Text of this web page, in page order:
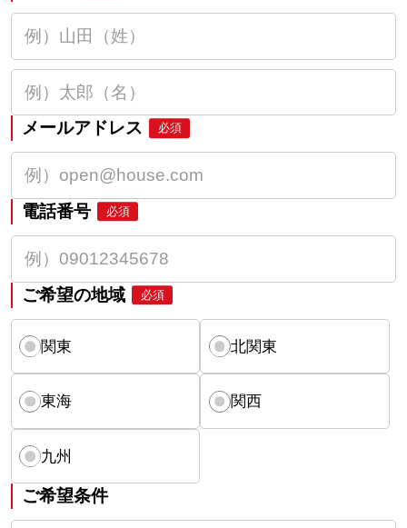
メールアドレス 必須
電話番号 必須
ご希望の地域 必須
関東 北関東
東海 関西
九州
ご希望条件